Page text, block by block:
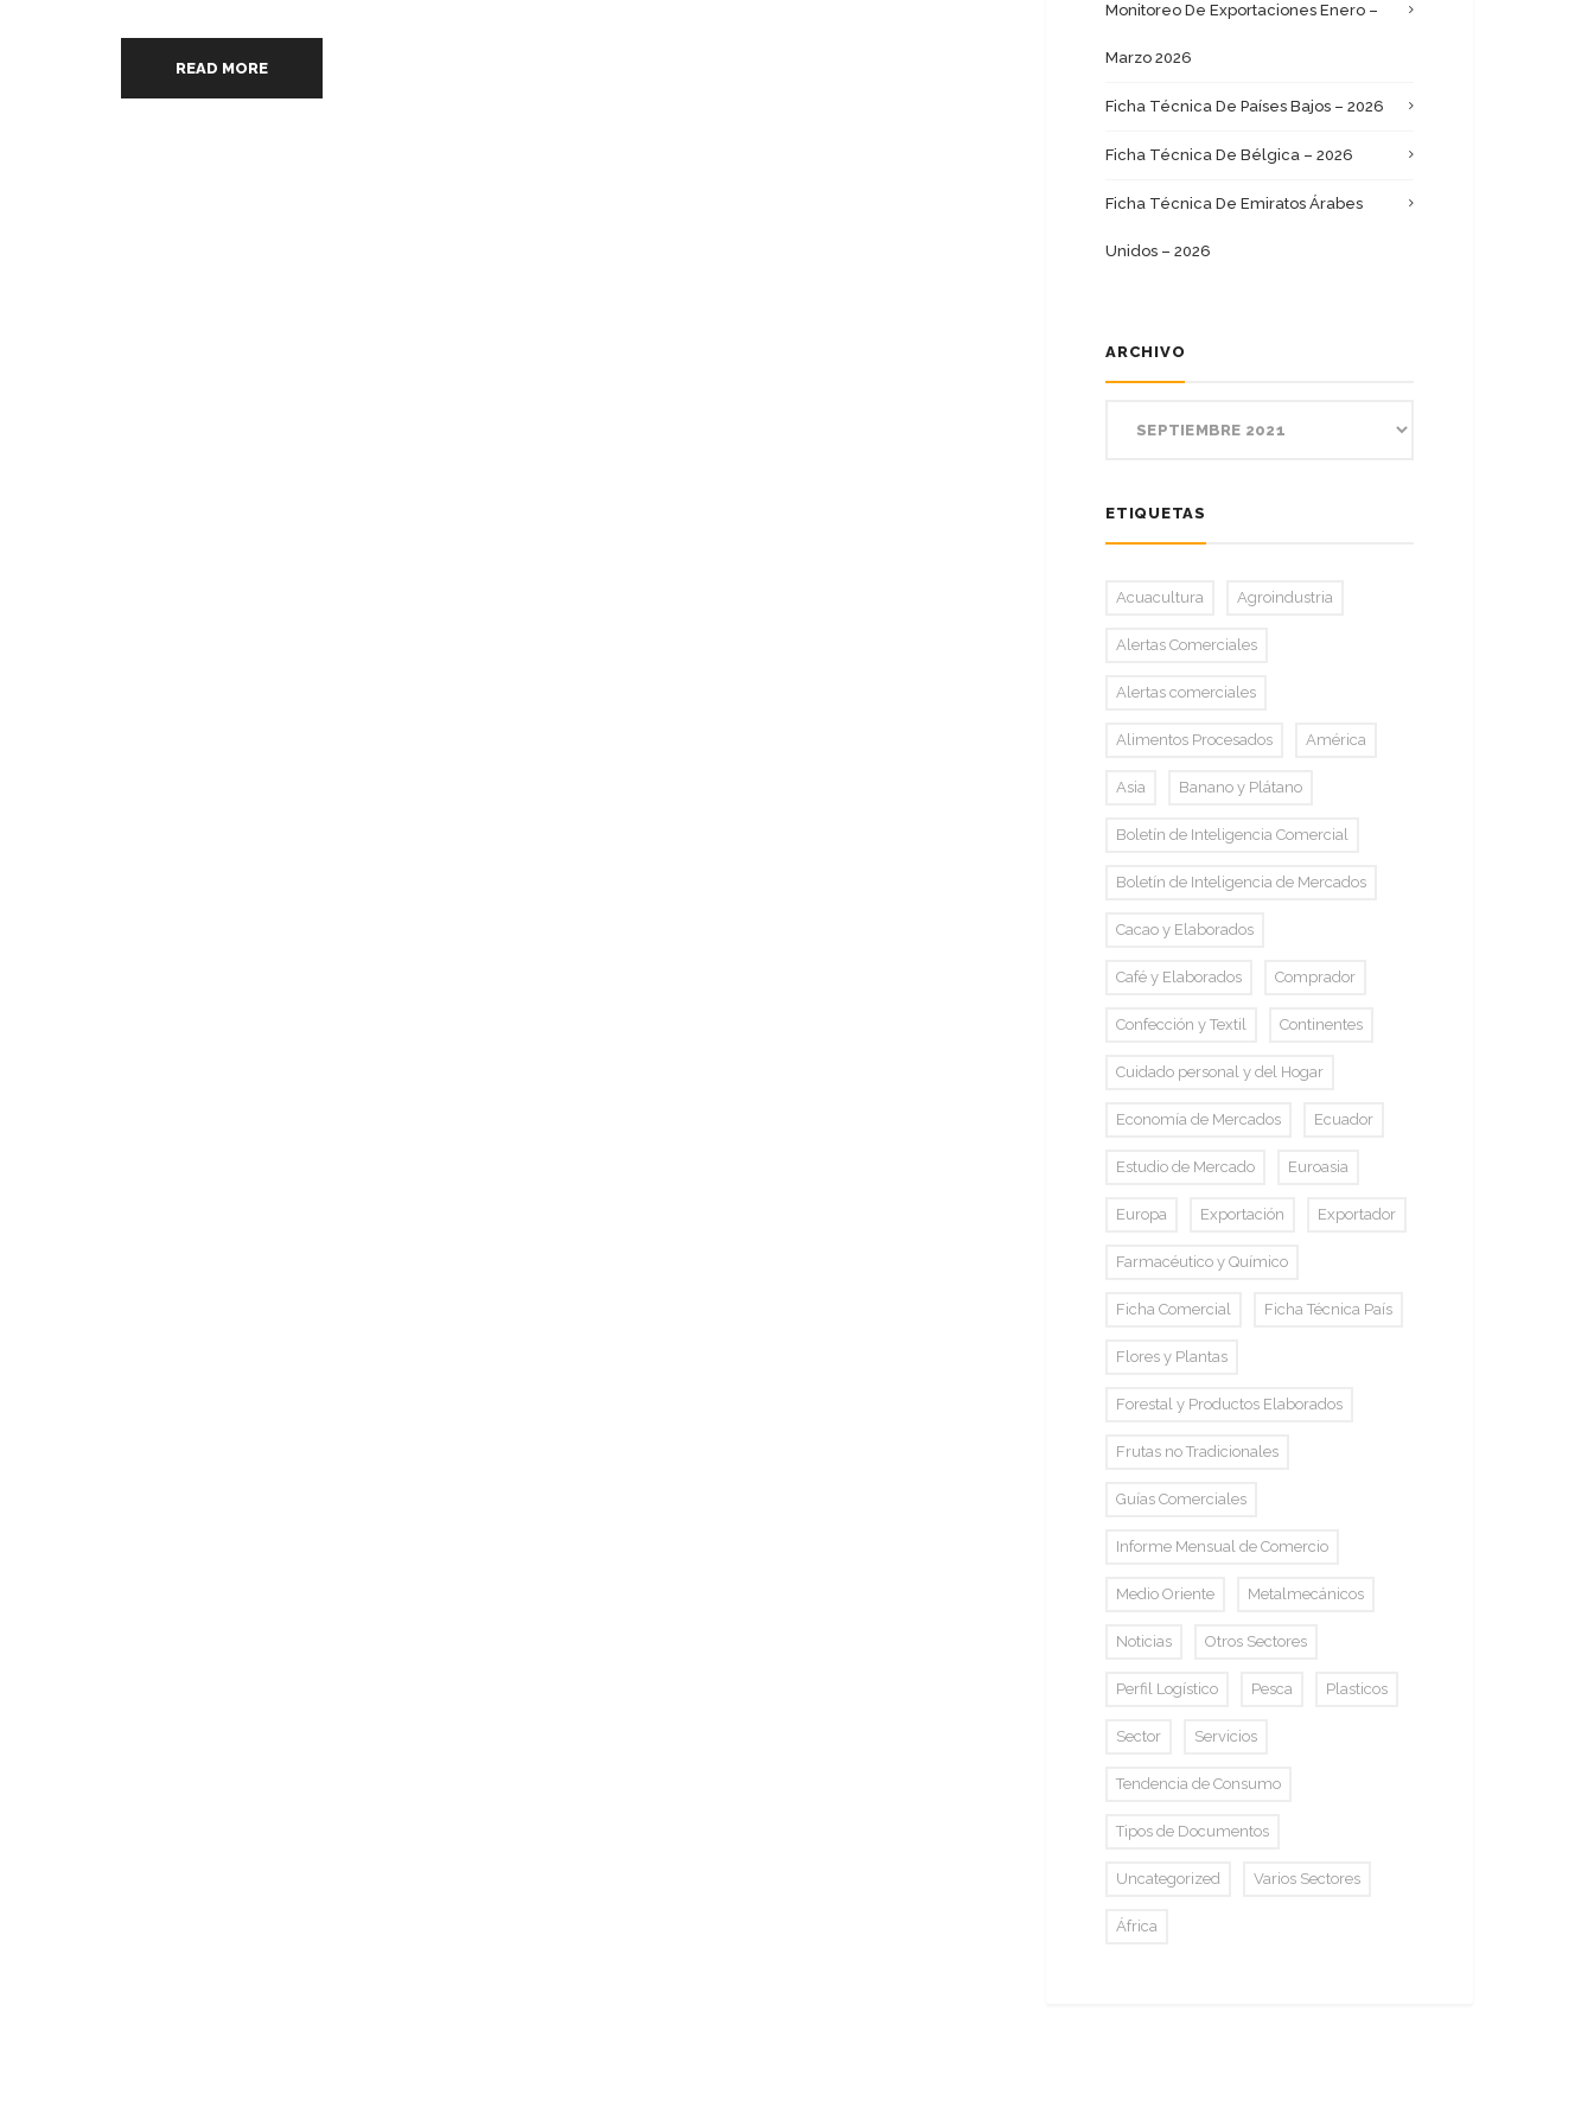
READ MORE
Monitoreo De Exportaciones Enero –
Marzo 2026
Ficha Técnica De Países Bajos – 2026
Ficha Técnica De Bélgica – 2026
Ficha Técnica De Emiratos Árabes
Unidos – 2026
ARCHIVO
ETIQUETAS
Acuacultura Agroindustria
Alertas Comerciales
Alertas comerciales
Alimentos Procesados América
Asia Banano y Plátano
Boletín de Inteligencia Comercial
Boletín de Inteligencia de Mercados
Cacao y Elaborados
Café y Elaborados Comprador
Confección y Textil Continentes
Cuidado personal y del Hogar
Economía de Mercados Ecuador
Estudio de Mercado Euroasia
Europa Exportación Exportador
Farmacéutico y Químico
Ficha Comercial Ficha Técnica País
Flores y Plantas
Forestal y Productos Elaborados
Frutas no Tradicionales
Guías Comerciales
Informe Mensual de Comercio
Medio Oriente Metalmecánicos
Noticias Otros Sectores
Perfil Logístico Pesca Plasticos
Sector Servicios
Tendencia de Consumo
Tipos de Documentos
Uncategorized Varios Sectores
África